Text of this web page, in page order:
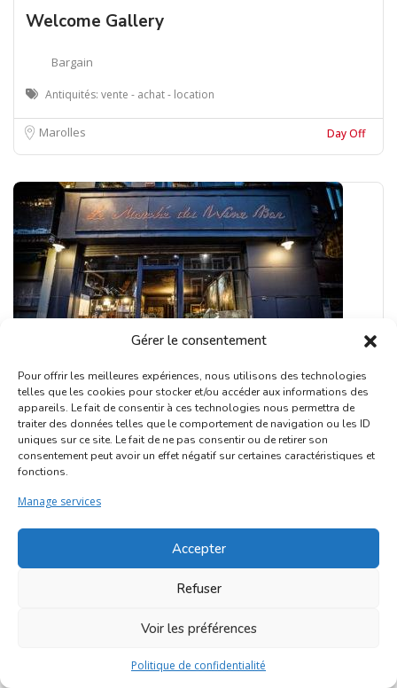
Gérer le consentement
Pour offrir les meilleures expériences, nous utilisons des technologies
telles que les cookies pour stocker et/ou accéder aux informations des
appareils. Le fait de consentir à ces technologies nous permettra de
traiter des données telles que le comportement de navigation ou les ID
uniques sur ce site. Le fait de ne pas consentir ou de retirer son
consentement peut avoir un effet négatif sur certaines caractéristiques et
fonctions.
Manage services
Accepter
Refuser
Voir les préférences
Politique de confidentialité
Welcome Gallery
Bargain
Antiquités: vente - achat - location
Marolles Day Off
Le Marché Wine Bar
Bargain
Marolles